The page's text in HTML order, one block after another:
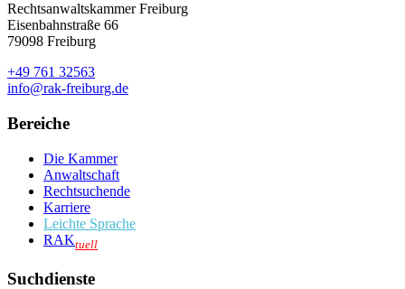
Rechtsanwaltskammer Freiburg
Eisenbahnstraße 66
79098 Freiburg
+49 761 32563
info@rak-freiburg.de
Bereiche
Die Kammer
Anwaltschaft
Rechtsuchende
Karriere
Leichte Sprache
RAKtuell
Suchdienste